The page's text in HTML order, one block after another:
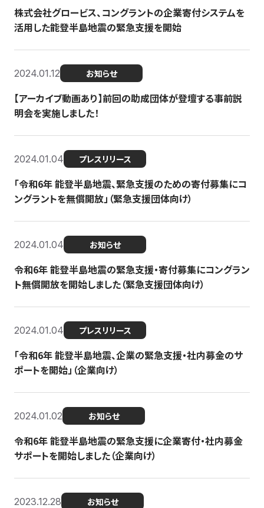
株式会社グロービス、コングラントの企業寄付システムを
活用した能登半島地震の緊急支援を開始
2024.01.12 お知らせ
【アーカイブ動画あり】前回の助成団体が登壇する事前説
明会を実施しました！
2024.01.04 プレスリリース
「令和6年 能登半島地震、緊急支援のための寄付募集にコ
ングラントを無償開放」（緊急支援団体向け）
2024.01.04 お知らせ
令和6年 能登半島地震の緊急支援・寄付募集にコングラン
ト無償開放を開始しました（緊急支援団体向け）
2024.01.04 プレスリリース
「令和6年 能登半島地震、企業の緊急支援・社内募金のサ
ポートを開始」（企業向け）
2024.01.02 お知らせ
令和6年 能登半島地震の緊急支援に企業寄付・社内募金
サポートを開始しました（企業向け）
2023.12.28 お知らせ